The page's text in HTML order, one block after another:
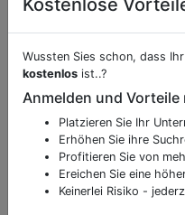
Beschreibung &
Sie möchten eine
oder andere
Klicken Sie bittehier
Gerne erweitern wir
Sonderangebote
Kostenlose
Wussten Sies schon, dass
kostenlos ist..?
Anmelden und Vorteile
Platzieren Sie Ihr
Erhöhen Sie ihre
Profitieren Sie von
Ereichen Sie eine
Keinerlei Risiko -